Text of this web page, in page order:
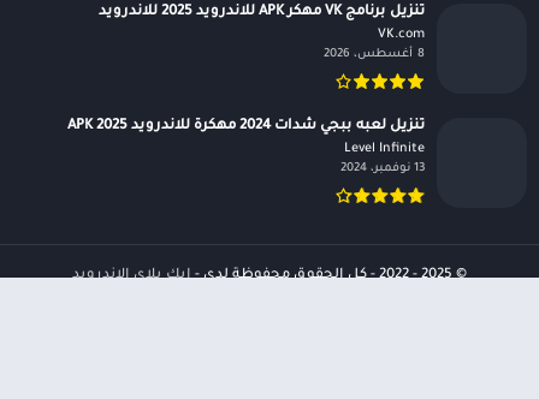
تنزيل برنامج VK مهكر APK للاندرويد 2025 للاندرويد
VK.com‏
8 أغسطس، 2026
تنزيل لعبه ببجي شدات 2024 مهكرة للاندرويد APK 2025
Level Infinite‏
13 نوفمبر، 2024
© 2025 - 2022 - كل الحقوق محفوظة لدى - ابك بلاي الاندرويد